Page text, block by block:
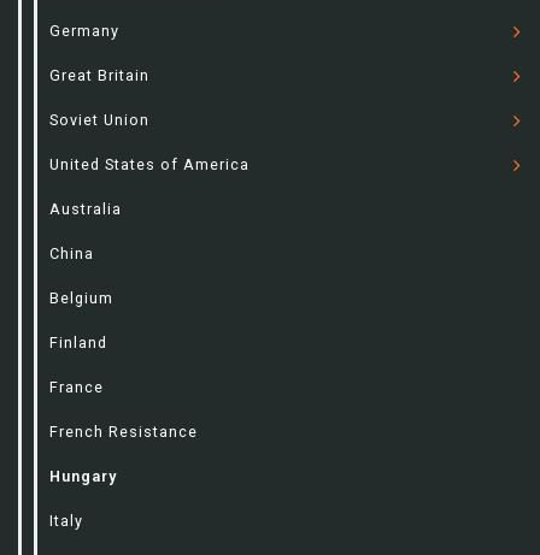
Germany
Great Britain
Soviet Union
United States of America
Australia
China
Belgium
Finland
France
French Resistance
Hungary
Italy